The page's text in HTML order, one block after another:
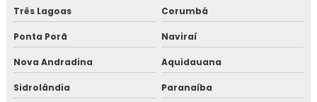
Três Lagoas Corumbá
Ponta Porã Naviraí
Nova Andradina Aquidauana
Sidrolândia Paranaíba